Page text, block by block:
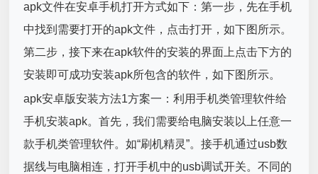
apk文件在安卓手机打开方式如下：第一步，先在手机
中找到需要打开的apk文件，点击打开，如下图所示。
第二步，接下来在apk软件的安装的界面上点击下方的
安装即可成功安装apk所包含的软件，如下图所示。
apk安卓版安装方法1方案一：利用手机类管理软件给
手机安装apk。首先，我们需要给电脑安装以上任意一
款手机类管理软件。如“刷机精灵”。接手机通过usb数
据线与电脑相连，打开手机中的usb调试开关。不同的